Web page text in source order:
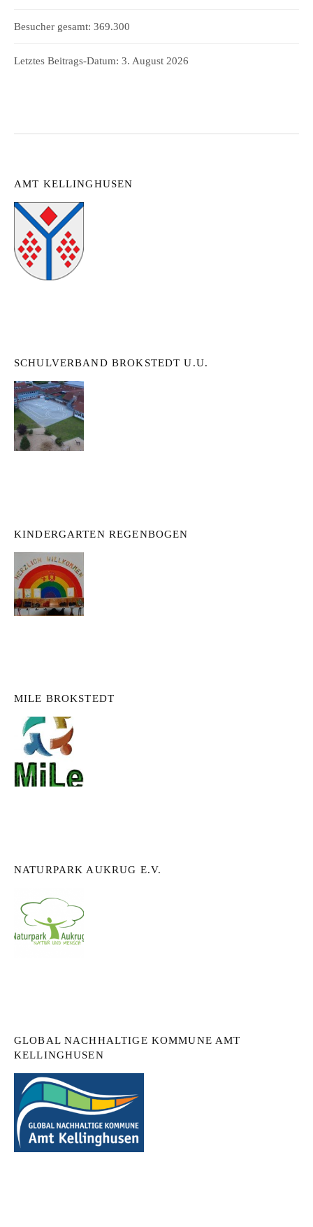
Besucher gesamt: 369.300
Letztes Beitrags-Datum: 3. August 2026
AMT KELLINGHUSEN
SCHULVERBAND BROKSTEDT U.U.
KINDERGARTEN REGENBOGEN
MILE BROKSTEDT
NATURPARK AUKRUG E.V.
GLOBAL NACHHALTIGE KOMMUNE AMT
KELLINGHUSEN